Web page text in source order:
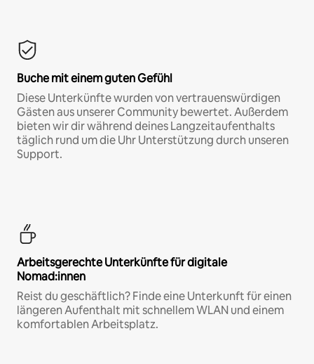
Buche mit einem guten Gefühl
Diese Unterkünfte wurden von vertrauenswürdigen
Gästen aus unserer Community bewertet. Außerdem
bieten wir dir während deines Langzeitaufenthalts
täglich rund um die Uhr Unterstützung durch unseren
Support.
Arbeitsgerechte Unterkünfte für digitale
Nomad:innen
Reist du geschäftlich? Finde eine Unterkunft für einen
längeren Aufenthalt mit schnellem WLAN und einem
komfortablen Arbeitsplatz.